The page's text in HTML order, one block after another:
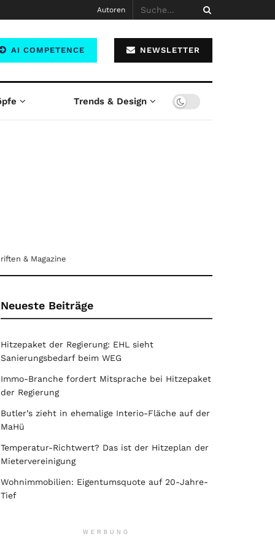
Autoren
AI COMPETENCE NEWSLETTER
Trends & Design
& Magazine
Neueste Beiträge
Hitzepaket der Regierung: EHL sieht
Sanierungsbedarf beim WEG
Immo-Branche fordert Mitsprache bei Hitzepaket
der Regierung
Butler’s zieht in ehemalige Interio-Fläche auf der
MaHü
Temperatur-Richtwert? Das ist der Hitzeplan der
Mietervereinigung
Wohnimmobilien: Eigentumsquote auf 20-Jahre-
Tief
WERBUNG